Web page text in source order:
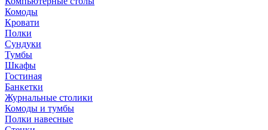
Комоды
Кровати
Полки
Сундуки
Тумбы
Шкафы
Гостиная
Банкетки
Журнальные столики
Комоды и тумбы
Полки навесные